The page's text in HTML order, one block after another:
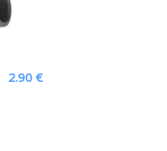
2.90 €